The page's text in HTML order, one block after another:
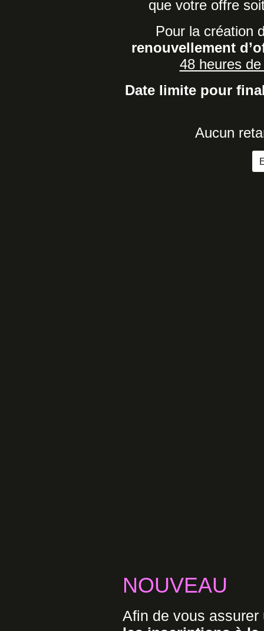
que votre offre
Pour la création
renouvellement
48 heures
Date limite pour
Aucun
NOUVEAU
Afin de vous